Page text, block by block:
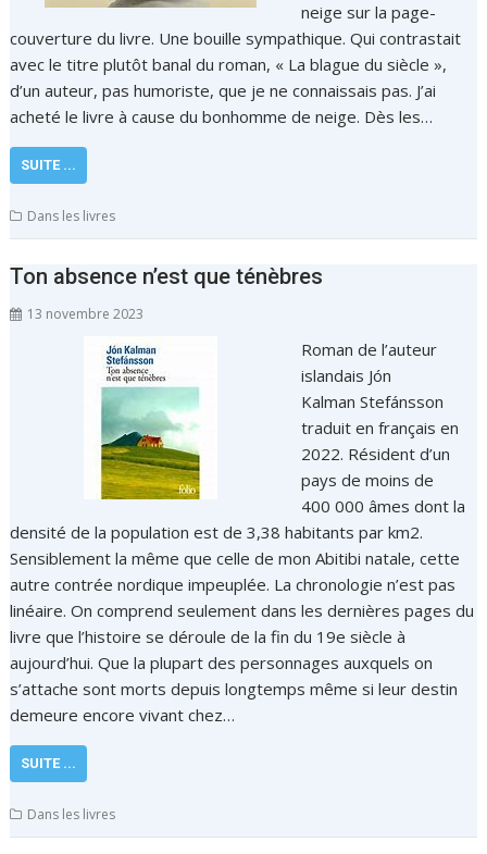
neige sur la page-
couverture du livre. Une bouille sympathique. Qui contrastait
avec le titre plutôt banal du roman, « La blague du siècle »,
d’un auteur, pas humoriste, que je ne connaissais pas. J’ai
acheté le livre à cause du bonhomme de neige. Dès les…
SUITE ...
Dans les livres
Ton absence n’est que ténèbres
13 novembre 2023
Roman de l’auteur
islandais Jón
Kalman Stefánsson
traduit en français en
2022. Résident d’un
pays de moins de
400 000 âmes dont la
densité de la population est de 3,38 habitants par km2.
Sensiblement la même que celle de mon Abitibi natale, cette
autre contrée nordique impeuplée. La chronologie n’est pas
linéaire. On comprend seulement dans les dernières pages du
livre que l’histoire se déroule de la fin du 19e siècle à
aujourd’hui. Que la plupart des personnages auxquels on
s’attache sont morts depuis longtemps même si leur destin
demeure encore vivant chez…
SUITE ...
Dans les livres